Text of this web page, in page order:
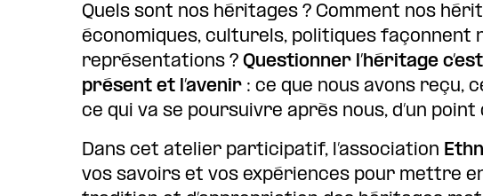
Quels sont nos héritages ? Comment nos
économiques, culturels, politiques façonnent
représentations ? Questionner l’héritage
présent et l’avenir : ce que nous avons reçu,
ce qui va se poursuivre après nous, d’un
Dans cet atelier participatif, l’association
vos savoirs et vos expériences pour mettre